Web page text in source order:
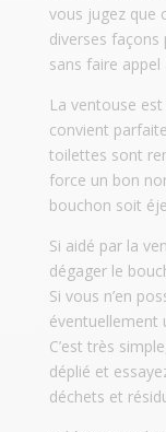
vous jugez que
diverses
sans faire appel
La ventouse est
convient
toilettes sont
force un bon
bouchon soit
Si aidé par la
dégager le
Si vous n’en
éventuellement
C’est très
déplié et
déchets et